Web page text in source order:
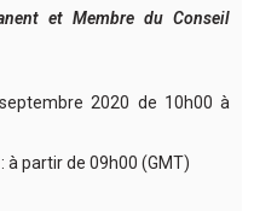
et Membre du Conseil
2020 de 10h00 à
: à partir de 09h00 (GMT)